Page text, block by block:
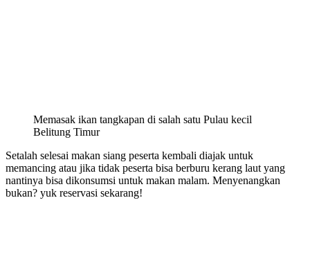
Memasak ikan tangkapan di salah satu Pulau kecil
Belitung Timur
Setalah selesai makan siang peserta kembali diajak untuk
memancing atau jika tidak peserta bisa berburu kerang laut yang
nantinya bisa dikonsumsi untuk makan malam. Menyenangkan
bukan? yuk reservasi sekarang!